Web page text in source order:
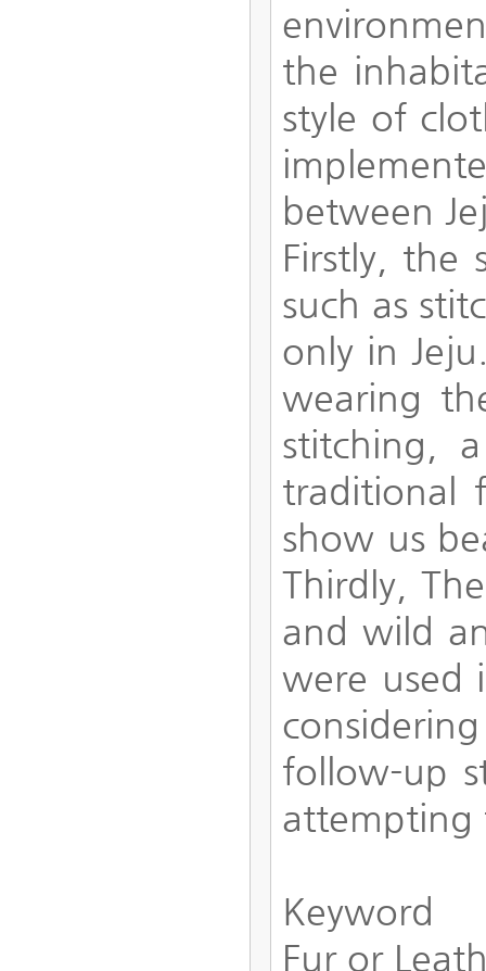
the
style of
between
Firstly, the
such as
only in
wearing
stitching,
traditional
show us
Thirdly,
and wild
were used
follow-up
attempting
Keyword
Fur or